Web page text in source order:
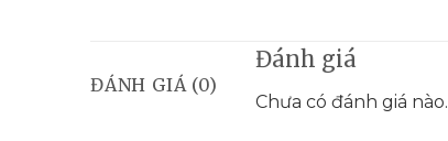
ĐÁNH GIÁ (0)
Đánh giá
Chưa có đánh giá nào.